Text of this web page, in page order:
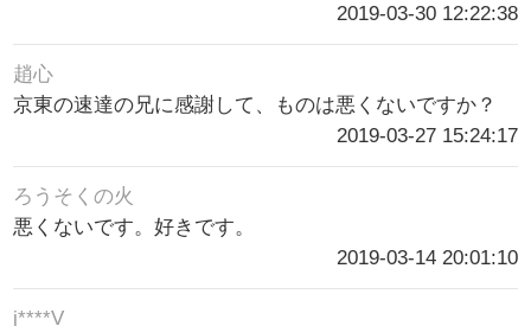
2019-03-30 12:22:38
趙心
京東の速達の兄に感謝して、ものは悪くないですか？
2019-03-27 15:24:17
ろうそくの火
悪くないです。好きです。
2019-03-14 20:01:10
j****V